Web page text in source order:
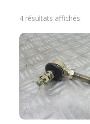
4 résultats affichés